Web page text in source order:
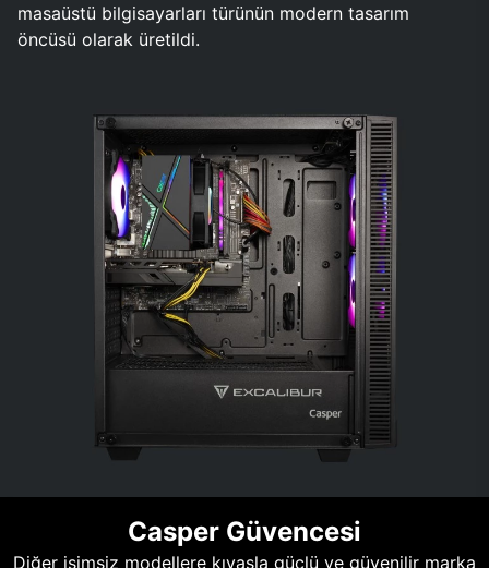
masaüstü bilgisayarları türünün modern tasarım
öncüsü olarak üretildi.
Casper Güvencesi
Diğer isimsiz modellere kıyasla güçlü ve güvenilir marka